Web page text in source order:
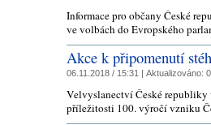
Informace pro občany České
ve volbách do Evropského
Akce k připomenutí
06.11.2018 / 15:31 | Aktualizováno:
Velvyslanectví České
příležitosti 100. výročí vzniku